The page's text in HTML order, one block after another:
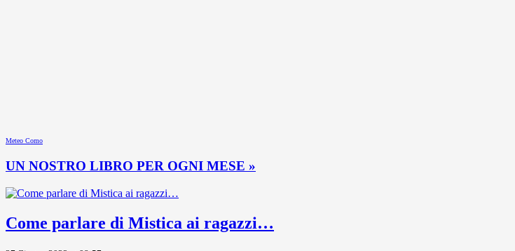
Meteo Como
UN NOSTRO LIBRO PER OGNI MESE »
Come parlare di Mistica ai ragazzi…